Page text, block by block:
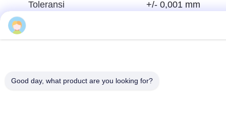
Toleransi +/- 0,001 mm
Diterima
Good day, what product are you looking for?